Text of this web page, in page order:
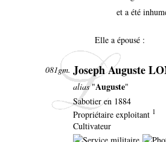
et a été
Elle a épousé :
081gm. Joseph Auguste
alias"Auguste"
Sabotier en 1884
Propriétaire exploitant 1
Cultivateur